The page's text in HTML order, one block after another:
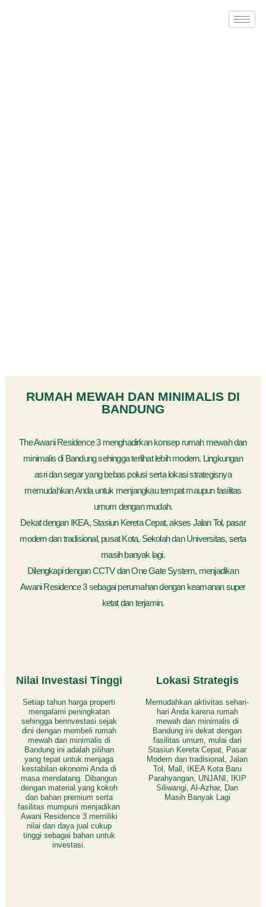
RUMAH MEWAH DAN MINIMALIS DI
BANDUNG
The Awani Residence 3 menghadirkan konsep rumah mewah dan
minimalis di Bandung sehingga terlihat lebih modern. Lingkungan
asri dan segar yang bebas polusi serta lokasi strategisnya
memudahkan Anda untuk menjangkau tempat maupun fasilitas
umum dengan mudah.
Dekat dengan IKEA, Stasiun Kereta Cepat, akses Jalan Tol, pasar
modern dan tradisional, pusat Kota, Sekolah dan Universitas, serta
masih banyak lagi.
Dilengkapi dengan CCTV dan One Gate System, menjadikan
Awani Residence 3 sebagai perumahan dengan keamanan super
ketat dan terjamin.
Nilai Investasi Tinggi
Setiap tahun harga properti
mengalami peningkatan
sehingga berinvestasi sejak
dini dengan membeli rumah
mewah dan minimalis di
Bandung ini adalah pilihan
yang tepat untuk menjaga
kestabilan ekonomi Anda di
masa mendatang. Dibangun
dengan material yang kokoh
dan bahan premium serta
fasilitas mumpuni menjadikan
Awani Residence 3 memiliki
nilai dan daya jual cukup
tinggi sebagai bahan untuk
investasi.
Lokasi Strategis
Memudahkan aktivitas sehari-
hari Anda karena rumah
mewah dan minimalis di
Bandung ini dekat dengan
fasilitas umum, mulai dari
Stasiun Kereta Cepat, Pasar
Modern dan tradisional, Jalan
Tol, Mall, IKEA Kota Baru
Parahyangan, UNJANI, IKIP
Siliwangi, Al-Azhar, Dan
Masih Banyak Lagi